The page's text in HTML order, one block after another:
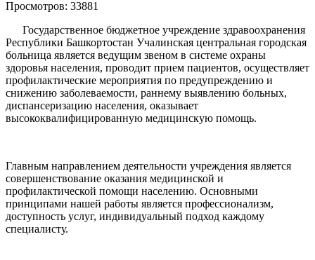
Просмотров: 33881
Государственное бюджетное учреждение здравоохранения
Республики Башкортостан Учалинская центральная городская
больница является ведущим звеном в системе охраны
здоровья населения, проводит прием пациентов, осуществляет
профилактические мероприятия по предупреждению и
снижению заболеваемости, раннему выявлению больных,
диспансеризацию населения, оказывает
высококвалифицированную медицинскую помощь.
Главным направлением деятельности учреждения является
совершенствование оказания медицинской и
профилактической помощи населению. Основными
принципами нашей работы является профессионализм,
доступность услуг, индивидуальный подход каждому
специалисту.